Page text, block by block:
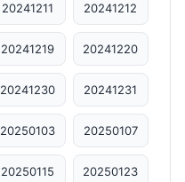
20241211 20241212
20241219 20241220
20241230 20241231
20250103 20250107
20250115 20250123